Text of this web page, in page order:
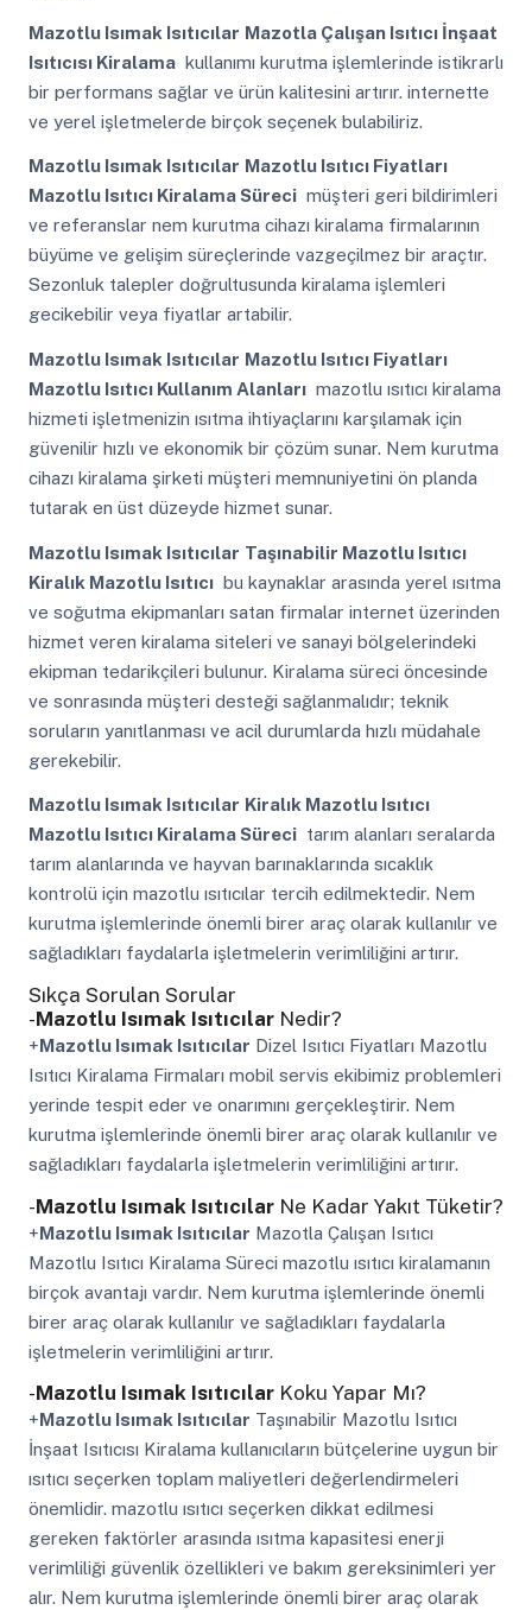
Mazotlu Isımak Isıtıcılar Mazotla Çalışan Isıtıcı İnşaat
Isıtıcısı Kiralamakullanımı kurutma işlemlerinde istikrarlı
bir performans sağlar ve ürün kalitesini artırır. internette
ve yerel işletmelerde birçok seçenek bulabiliriz.
Mazotlu Isımak Isıtıcılar Mazotlu Isıtıcı Fiyatları
Mazotlu Isıtıcı Kiralama Sürecimüşteri geri bildirimleri
ve referanslar nem kurutma cihazı kiralama firmalarının
büyüme ve gelişim süreçlerinde vazgeçilmez bir araçtır.
Sezonluk talepler doğrultusunda kiralama işlemleri
gecikebilir veya fiyatlar artabilir.
Mazotlu Isımak Isıtıcılar Mazotlu Isıtıcı Fiyatları
Mazotlu Isıtıcı Kullanım Alanlarımazotlu ısıtıcı kiralama
hizmeti işletmenizin ısıtma ihtiyaçlarını karşılamak için
güvenilir hızlı ve ekonomik bir çözüm sunar. Nem kurutma
cihazı kiralama şirketi müşteri memnuniyetini ön planda
tutarak en üst düzeyde hizmet sunar.
Mazotlu Isımak Isıtıcılar Taşınabilir Mazotlu Isıtıcı
Kiralık Mazotlu Isıtıcıbu kaynaklar arasında yerel ısıtma
ve soğutma ekipmanları satan firmalar internet üzerinden
hizmet veren kiralama siteleri ve sanayi bölgelerindeki
ekipman tedarikçileri bulunur. Kiralama süreci öncesinde
ve sonrasında müşteri desteği sağlanmalıdır; teknik
soruların yanıtlanması ve acil durumlarda hızlı müdahale
gerekebilir.
Mazotlu Isımak Isıtıcılar Kiralık Mazotlu Isıtıcı
Mazotlu Isıtıcı Kiralama Sürecitarım alanları seralarda
tarım alanlarında ve hayvan barınaklarında sıcaklık
kontrolü için mazotlu ısıtıcılar tercih edilmektedir. Nem
kurutma işlemlerinde önemli birer araç olarak kullanılır ve
sağladıkları faydalarla işletmelerin verimliliğini artırır.
Sıkça Sorulan Sorular
-Mazotlu Isımak IsıtıcılarNedir?
+Mazotlu Isımak Isıtıcılar Dizel Isıtıcı Fiyatları Mazotlu
Isıtıcı Kiralama Firmaları mobil servis ekibimiz problemleri
yerinde tespit eder ve onarımını gerçekleştirir. Nem
kurutma işlemlerinde önemli birer araç olarak kullanılır ve
sağladıkları faydalarla işletmelerin verimliliğini artırır.
-Mazotlu Isımak IsıtıcılarNe Kadar Yakıt Tüketir?
+Mazotlu Isımak Isıtıcılar Mazotla Çalışan Isıtıcı
Mazotlu Isıtıcı Kiralama Süreci mazotlu ısıtıcı kiralamanın
birçok avantajı vardır. Nem kurutma işlemlerinde önemli
birer araç olarak kullanılır ve sağladıkları faydalarla
işletmelerin verimliliğini artırır.
-Mazotlu Isımak IsıtıcılarKoku Yapar Mı?
+Mazotlu Isımak Isıtıcılar Taşınabilir Mazotlu Isıtıcı
İnşaat Isıtıcısı Kiralama kullanıcıların bütçelerine uygun bir
ısıtıcı seçerken toplam maliyetleri değerlendirmeleri
önemlidir. mazotlu ısıtıcı seçerken dikkat edilmesi
gereken faktörler arasında ısıtma kapasitesi enerji
verimliliği güvenlik özellikleri ve bakım gereksinimleri yer
alır. Nem kurutma işlemlerinde önemli birer araç olarak